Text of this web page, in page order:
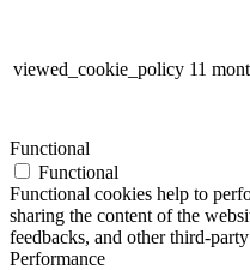
viewed_cookie_policy 11
Functional
Functional
Functional cookies help to
sharing the content of the
feedbacks, and other third-
Performance